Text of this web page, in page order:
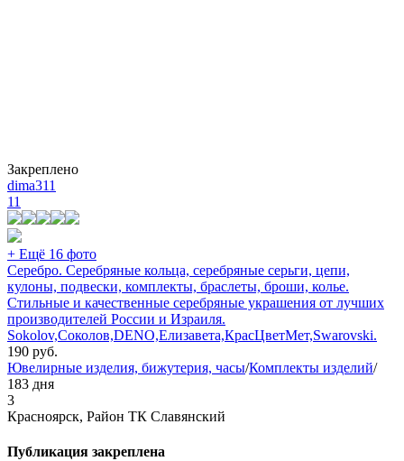
Закреплено
dima311
11
+ Ещё 16 фото
Серебро. Серебряные кольца, серебряные серьги, цепи,
кулоны, подвески, комплекты, браслеты, броши, колье.
Стильные и качественные серебряные украшения от лучших
производителей России и Израиля.
Sokolov,Соколов,DENO,Елизавета,КрасЦветМет,Swarovski.
190 руб.
Ювелирные изделия, бижутерия, часы/Комплекты изделий/
183 дня
3
Красноярск, Район ТК Славянский
Публикация закреплена